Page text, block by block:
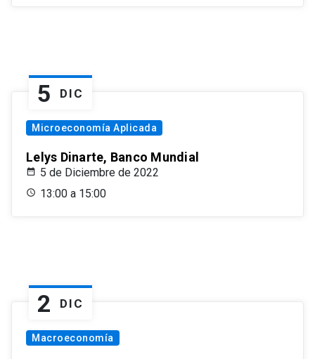
5 DIC
Microeconomía Aplicada
Lelys Dinarte, Banco Mundial
5 de Diciembre de 2022
13:00 a 15:00
2 DIC
Macroeconomía